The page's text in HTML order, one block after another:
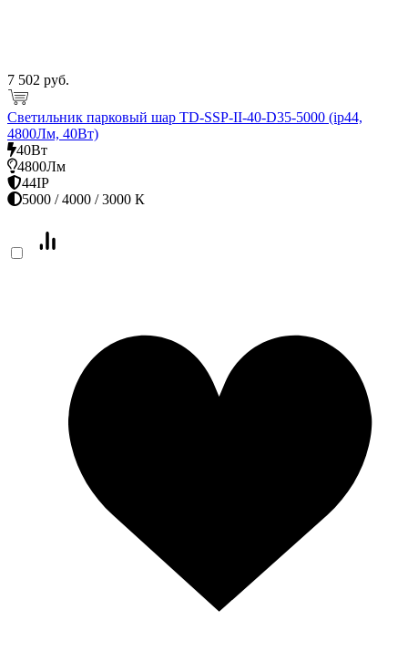
7 502 руб.
Светильник парковый шар TD-SSP-II-40-D35-5000 (ip44,
4800Лм, 40Вт)
40Вт
4800Лм
44IP
5000 / 4000 / 3000 К